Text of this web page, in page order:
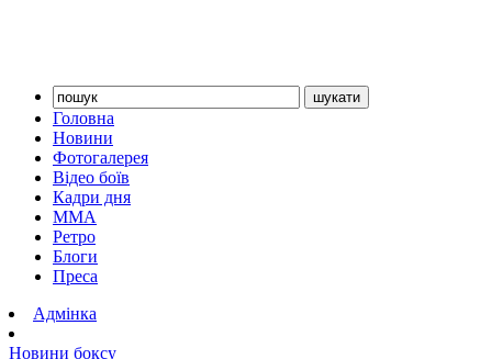
Головна
Новини
Фотогалерея
Відео боїв
Кадри дня
ММА
Ретро
Блоги
Преса
Адмінка
Новини боксу